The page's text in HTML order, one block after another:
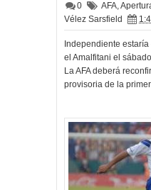
0 AFA,
Vélez Sarsfield
Independiente
el Amalfitani el
La AFA deberá
provisoria de la